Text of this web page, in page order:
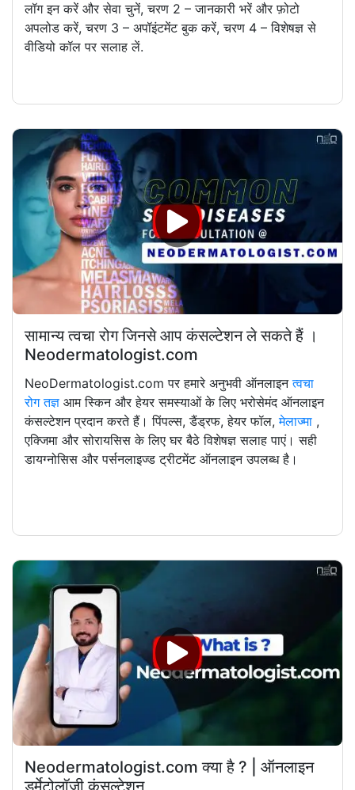
लॉग इन करें और सेवा चुनें, चरण 2 – जानकारी भरें और फ़ोटो
अपलोड करें, चरण 3 – अपॉइंटमेंट बुक करें, चरण 4 – विशेषज्ञ से
वीडियो कॉल पर सलाह लें.
सामान्य त्वचा रोग जिनसे आप कंसल्टेशन ले सकते हैं ।
Neodermatologist.com
NeoDermatologist.com पर हमारे अनुभवी ऑनलाइनत्वचा
रोग तज्ञ आम स्किन और हेयर समस्याओं के लिए भरोसेमंद ऑनलाइन
कंसल्टेशन प्रदान करते हैं। पिंपल्स, डैंड्रफ, हेयर फॉल,मेलाज्मा ,
एक्जिमा और सोरायसिस के लिए घर बैठे विशेषज्ञ सलाह पाएं। सही
डायग्नोसिस और पर्सनलाइज्ड ट्रीटमेंट ऑनलाइन उपलब्ध है।
Neodermatologist.com क्या है ? | ऑनलाइन
डर्मेटोलॉजी कंसल्टेशन